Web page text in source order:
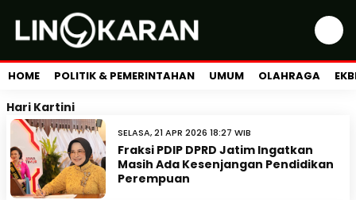
HOME POLITIK & PEMERINTAHAN UMUM OLAHRAGA
Hari Kartini
SELASA, 21 APR 2026 18:27 WIB
Fraksi PDIP DPRD Jatim Ingatkan
Masih Ada Kesenjangan Pendidikan
Perempuan